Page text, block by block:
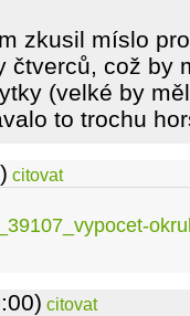
zkusil míslo
čtverců, což by
(velké by
to trochu
citovat
citovat